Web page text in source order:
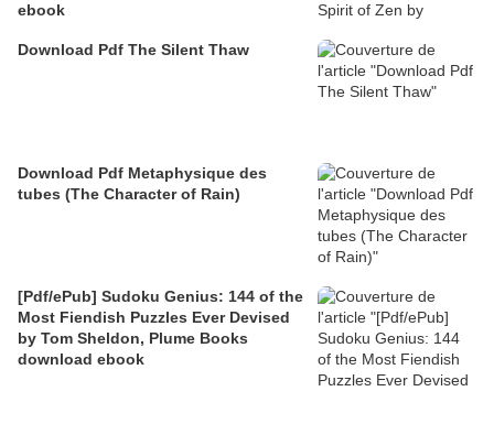
ebook
Download Pdf The Silent Thaw
Download Pdf Metaphysique des
tubes (The Character of Rain)
[Pdf/ePub] Sudoku Genius: 144 of the
Most Fiendish Puzzles Ever Devised
by Tom Sheldon, Plume Books
download ebook